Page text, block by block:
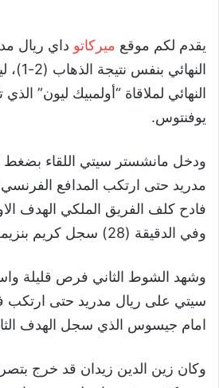
يقدم لكم موقع ميركاتو داي ريال
النهائي لملاقاة “أولمبيك ليون”
يوفنتوس.
ودخل مانشستر سيتي اللقاء بضغط
مدريد حتى ارتكب المدافع
وفي الدقيقة (28) سجل كريم بنزيمة هدف التعادل.
وشهد الشوط الثاني فرص قليلة
سيتي على ريال مدريد حتى ارتكب
امام جيسوس الذي سجل الهدف
وكان زين الدين زيدان قد خرج